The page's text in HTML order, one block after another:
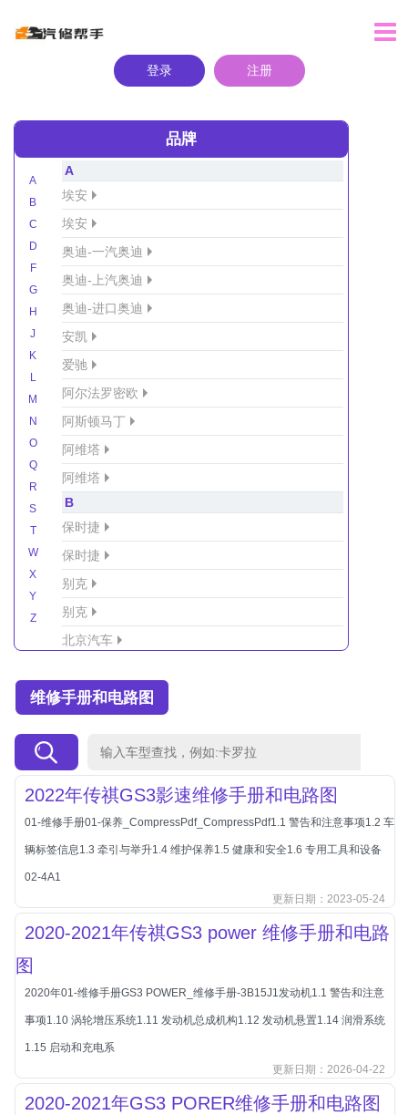
登录 注册
品牌
A
B
C
D
F
G
H
J
K
L
M
N
O
Q
R
S
T
W
X
Y
Z
A
埃安
埃安
奥迪-一汽奥迪
奥迪-上汽奥迪
奥迪-进口奥迪
安凯
爱驰
阿尔法罗密欧
阿斯顿马丁
阿维塔
阿维塔
B
保时捷
保时捷
别克
别克
北京汽车
北京越野车
北汽制造
奔腾
维修手册和电路图
2022年传祺GS3影速维修手册和电路图
01-维修手册01-保养_CompressPdf_CompressPdf1.1 警告和注意事项1.2 车
辆标签信息1.3 牵引与举升1.4 维护保养1.5 健康和安全1.6 专用工具和设备
02-4A1
更新日期：2023-05-24
2020-2021年传祺GS3 power 维修手册和电路
图
2020年01-维修手册GS3 POWER_维修手册-3B15J1发动机1.1 警告和注意
事项1.10 涡轮增压系统1.11 发动机总成机构1.12 发动机悬置1.14 润滑系统
1.15 启动和充电系
更新日期：2026-04-22
2020-2021年GS3 PORER维修手册和电路图